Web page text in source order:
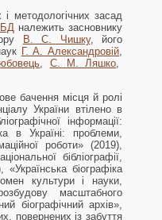
методологічних засад
ІБД належить засновнику
В. С. Чишку, його
Г. А. Александровій
С. М. Ляшко
бачення місця й ролі
України втілено в
інформації:
в Україні: проблеми,
роботи» (2019),
бібліографії,
«Українська біографіка
культури і науки,
масштабного
біографічний архів»,
повернених із забуття